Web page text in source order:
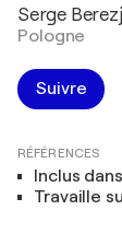
Serge
Pologne
Suivre
RÉFÉRENCES
Inclus
Travaille